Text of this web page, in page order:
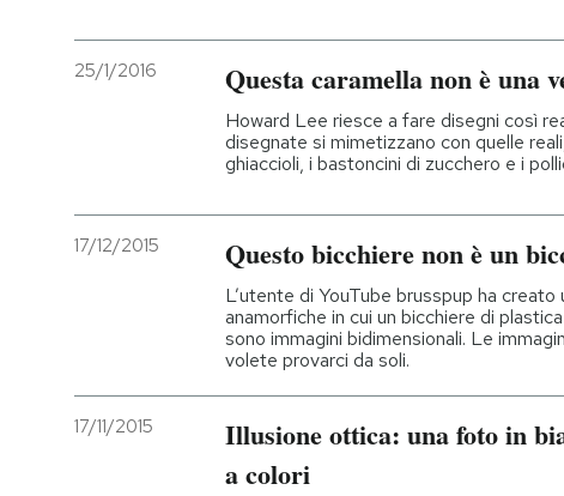
25/1/2016 Questa caramella non è una
Howard Lee riesce a fare disegni così
disegnate si mimetizzano con quelle
ghiaccioli, i bastoncini di zucchero e i
17/12/2015 Questo bicchiere non è un
L’utente di YouTube brusspup ha creato
anamorfiche in cui un bicchiere di
sono immagini bidimensionali. Le
volete provarci da soli.
17/11/2015
Illusione ottica: una foto in
a colori